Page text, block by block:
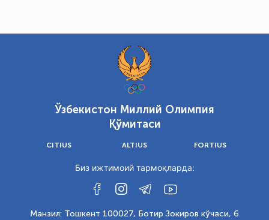
Ўзбекистон Миллий Олимпия
Қўмитаси
CITIUS ALTIUS FORTIUS
Биз ижтимоий тармоқларда:
Манзил: Тошкент 100027, Ботир Зокиров кўчаси, 6